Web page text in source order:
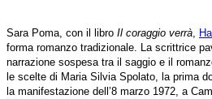
Sara Poma, con il libro Il coraggio verrà,
forma romanzo tradizionale. La scrittrice
narrazione sospesa tra il saggio e il
le scelte di Maria Silvia Spolato, la prima
la manifestazione dell’8 marzo 1972, a